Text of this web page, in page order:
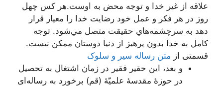
علاقه از غير خدا و توجه محض به اوست.هر كس چهل
روز در هر فكر و عمل خود رضايت خدا را معيار قرار
دهد به سرچشمه‌هاي حقيقت متصل مي‌شود. توجه
كامل به خدا بدون پرهيز از دنيا دوستان ممكن نيست.
قسمتی از متن رساله سیر و سلوک
و بعد، این حقیر فقیر در زمان اشتغال به تحصیل
در حوزۀ مقدسۀ علمیّۀ (قم) برخورد به رساله‌اى